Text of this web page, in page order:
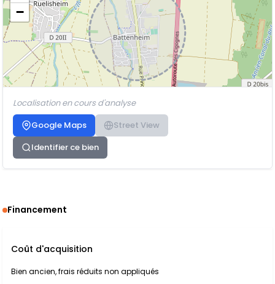
−
Localisation en cours d'analyse
Google Maps
Street View
Identifier ce bien
Financement
Coût d'acquisition
Bien ancien, frais réduits non appliqués